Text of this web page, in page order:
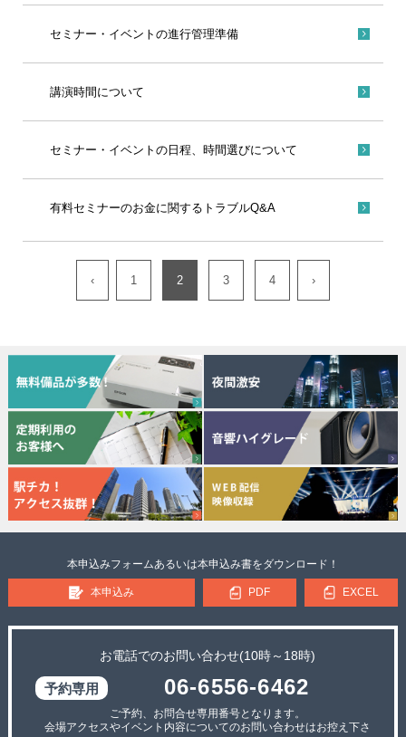
セミナー・イベントの進行管理準備
講演時間について
セミナー・イベントの日程、時間選びについて
有料セミナーのお金に関するトラブルQ&A
‹ 1 2 3 4 ›
本申込みフォームあるいは本申込み書をダウンロード！
本申込み PDF EXCEL
お電話でのお問い合わせ(10時～18時)
06-6556-6462
ご予約、お問合せ専用番号となります。
会場アクセスやイベント内容についてのお問い合わせはお控え下さ